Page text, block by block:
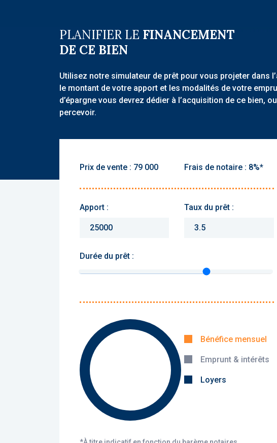
PLANIFIER LE FINANCEMENT
DE CE BIEN
Utilisez notre simulateur de prêt pour vous projeter dans
le montant de votre apport et les modalités de votre
d’épargne vous devrez dédier à l’acquisition de ce bien,
percevoir.
Prix de vente : Frais de notaire :
Apport : Taux du prêt :
Durée du prêt :
Yearly rent :
Bénéfice mensuel
Emprunt & intérêts
Loyers